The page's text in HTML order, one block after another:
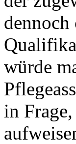
würde
in